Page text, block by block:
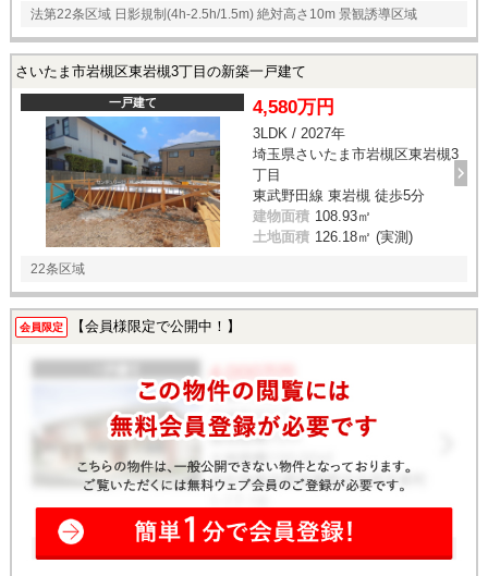
法第22条区域 日影規制(4h-2.5h/1.5m) 絶対高さ10m 景観誘導区域
さいたま市岩槻区東岩槻3丁目の新築一戸建て
一戸建て 4,580万円
3LDK / 2027年
埼玉県さいたま市岩槻区東岩槻3
丁目
東武野田線 東岩槻 徒歩5分
建物面積 108.93㎡
土地面積 126.18㎡ (実測)
22条区域
会員限定 【会員様限定で公開中！】